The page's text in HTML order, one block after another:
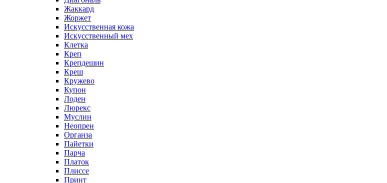
Жаккард
Жоржет
Искусственная кожа
Искусственный мех
Клетка
Креп
Крепдешин
Креш
Кружево
Купон
Лоден
Люрекс
Муслин
Неопрен
Органза
Пайетки
Парча
Платок
Плиссе
Принт